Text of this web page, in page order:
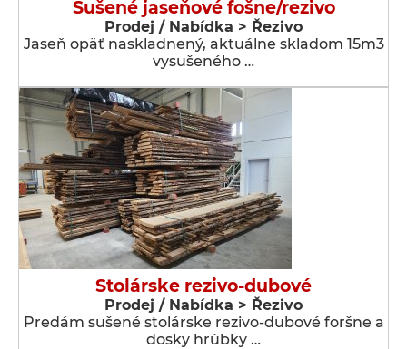
Sušené jaseňové fošne/rezivo
Prodej / Nabídka > Řezivo
Jaseň opäť naskladnený, aktuálne skladom 15m3
vysušeného …
Stolárske rezivo-dubové
Prodej / Nabídka > Řezivo
Predám sušené stolárske rezivo-dubové foršne a
dosky hrúbky …